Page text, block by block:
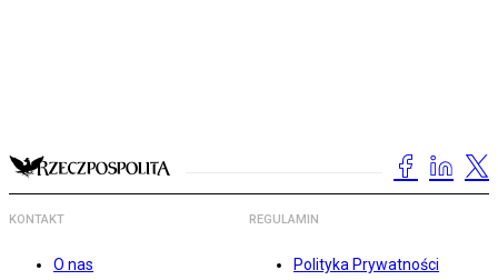
KONTAKT
O nas
REGULAMIN
Polityka Prywatności